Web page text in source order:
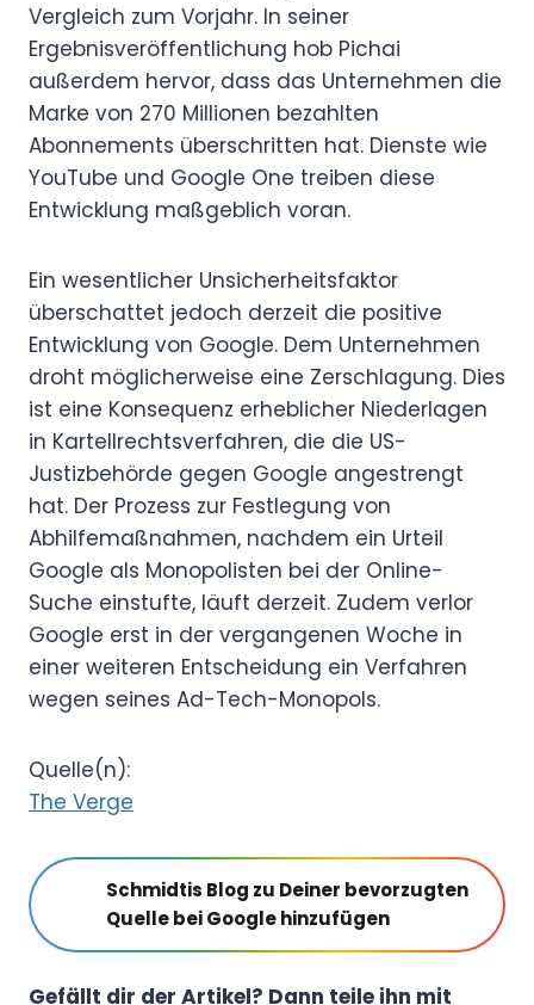
Vergleich zum Vorjahr. In seiner
Ergebnisveröffentlichung hob Pichai
außerdem hervor, dass das Unternehmen die
Marke von 270 Millionen bezahlten
Abonnements überschritten hat. Dienste wie
YouTube und Google One treiben diese
Entwicklung maßgeblich voran.
Ein wesentlicher Unsicherheitsfaktor
überschattet jedoch derzeit die positive
Entwicklung von Google. Dem Unternehmen
droht möglicherweise eine Zerschlagung. Dies
ist eine Konsequenz erheblicher Niederlagen
in Kartellrechtsverfahren, die die US-
Justizbehörde gegen Google angestrengt
hat. Der Prozess zur Festlegung von
Abhilfemaßnahmen, nachdem ein Urteil
Google als Monopolisten bei der Online-
Suche einstufte, läuft derzeit. Zudem verlor
Google erst in der vergangenen Woche in
einer weiteren Entscheidung ein Verfahren
wegen seines Ad-Tech-Monopols.
Quelle(n):
The Verge
Schmidtis Blog zu Deiner bevorzugten
Quelle bei Google hinzufügen
Gefällt dir der Artikel? Dann teile ihn mit